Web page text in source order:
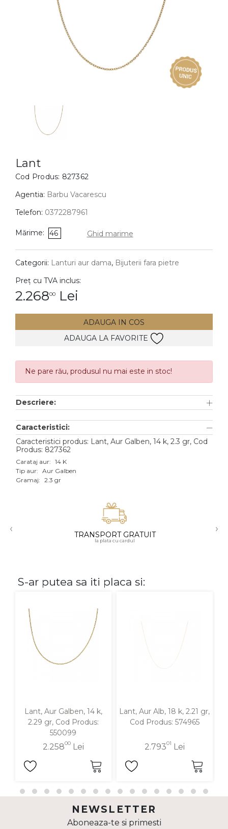
BIJUTERII COPII
Cercei
Bratari
Coliere
Lanturi
Pandantive
DIAMANTE Vezi toate
Cercei
Accesorii
TIP METAL
Aur galben
Aur alb
Aur roz
Aur mixt
18K
Cu pietre
Diamante
Lant
Cod Produs: 827362
Agentia: Barbu Vacarescu
Telefon: 0372287961
Mărime: 46 Ghid marime
Categorii: Lanturi aur dama, Bijuterii fara pietre
Preț cu TVA inclus:
2.26800 Lei
ADAUGA IN COS
ADAUGA LA FAVORITE
Ne pare rău, produsul nu mai este in stoc!
Descriere:
Caracteristici:
Caracteristici produs: Lant, Aur Galben, 14 k, 2.3 gr, Cod
Produs: 827362
Carataj aur: 14 K
Tip aur: Aur Galben
Gramaj: 2.3 gr
‹ TRANSPORT GRATUIT
la plata cu cardul
›
S-ar putea sa iti placa si:
Lant, Aur Galben, 14 k,
2.29 gr, Cod Produs:
550099
2.25800Lei
Lant, Aur Alb, 18 k, 2.21 gr,
Cod Produs: 574965
2.79301 Lei
NEWSLETTER
Aboneaza-te si primesti